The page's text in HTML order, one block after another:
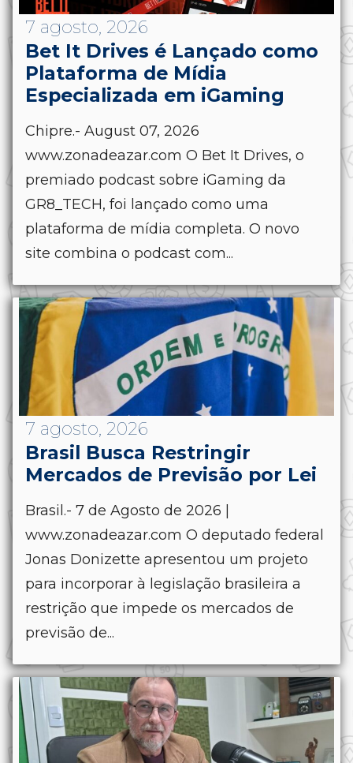
7 agosto, 2026
Bet It Drives é Lançado como
Plataforma de Mídia
Especializada em iGaming
Chipre.- August 07, 2026
www.zonadeazar.com O Bet It Drives, o
premiado podcast sobre iGaming da
GR8_TECH, foi lançado como uma
plataforma de mídia completa. O novo
site combina o podcast com...
7 agosto, 2026
Brasil Busca Restringir
Mercados de Previsão por Lei
Brasil.- 7 de Agosto de 2026 |
www.zonadeazar.com O deputado federal
Jonas Donizette apresentou um projeto
para incorporar à legislação brasileira a
restrição que impede os mercados de
previsão de...